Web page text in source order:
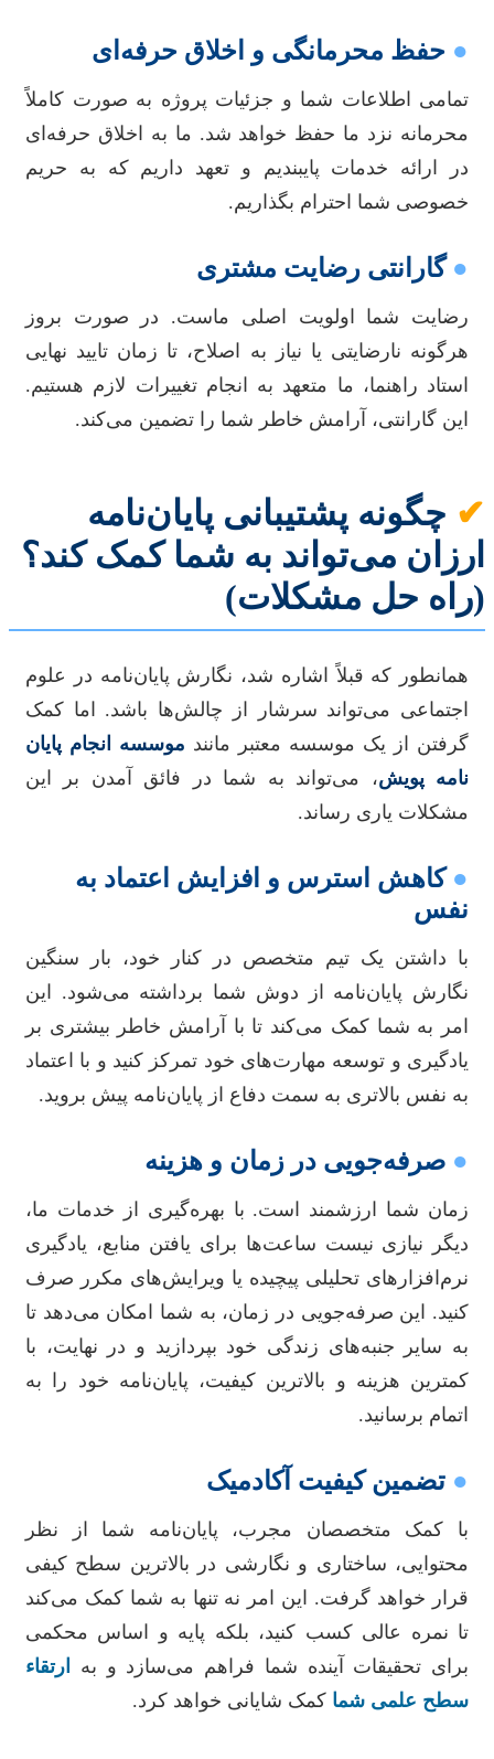
● حفظ محرمانگی و اخلاق حرفه‌ای
تمامی اطلاعات شما و جزئیات پروژه به صورت کاملاً
محرمانه نزد ما حفظ خواهد شد. ما به اخلاق حرفه‌ای
در ارائه خدمات پایبندیم و تعهد داریم که به حریم
خصوصی شما احترام بگذاریم.
● گارانتی رضایت مشتری
رضایت شما اولویت اصلی ماست. در صورت بروز
هرگونه نارضایتی یا نیاز به اصلاح، تا زمان تایید نهایی
استاد راهنما، ما متعهد به انجام تغییرات لازم هستیم.
این گارانتی، آرامش خاطر شما را تضمین می‌کند.
✔ چگونه پشتیبانی پایان‌نامه
ارزان می‌تواند به شما کمک کند؟
(راه حل مشکلات)
همانطور که قبلاً اشاره شد، نگارش پایان‌نامه در علوم
اجتماعی می‌تواند سرشار از چالش‌ها باشد. اما کمک
گرفتن از یک موسسه معتبر مانند موسسه انجام پایان
نامه پویش، می‌تواند به شما در فائق آمدن بر این
مشکلات یاری رساند.
● کاهش استرس و افزایش اعتماد به
نفس
با داشتن یک تیم متخصص در کنار خود، بار سنگین
نگارش پایان‌نامه از دوش شما برداشته می‌شود. این
امر به شما کمک می‌کند تا با آرامش خاطر بیشتری بر
یادگیری و توسعه مهارت‌های خود تمرکز کنید و با اعتماد
به نفس بالاتری به سمت دفاع از پایان‌نامه پیش بروید.
● صرفه‌جویی در زمان و هزینه
زمان شما ارزشمند است. با بهره‌گیری از خدمات ما،
دیگر نیازی نیست ساعت‌ها برای یافتن منابع، یادگیری
نرم‌افزارهای تحلیلی پیچیده یا ویرایش‌های مکرر صرف
کنید. این صرفه‌جویی در زمان، به شما امکان می‌دهد تا
به سایر جنبه‌های زندگی خود بپردازید و در نهایت، با
کمترین هزینه و بالاترین کیفیت، پایان‌نامه خود را به
اتمام برسانید.
● تضمین کیفیت آکادمیک
با کمک متخصصان مجرب، پایان‌نامه شما از نظر
محتوایی، ساختاری و نگارشی در بالاترین سطح کیفی
قرار خواهد گرفت. این امر نه تنها به شما کمک می‌کند
تا نمره عالی کسب کنید، بلکه پایه و اساس محکمی
برای تحقیقات آینده شما فراهم می‌سازد و به
ارتقاء
سطح علمی شما کمک شایانی خواهد کرد.